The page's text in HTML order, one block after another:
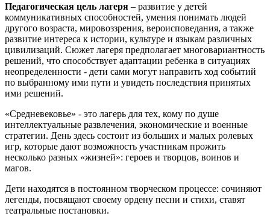
Педагогическая цель лагеря – развитие у детей
коммуникативных способностей, умения понимать людей
другого возраста, мировоззрения, вероисповедания, а также
развитие интереса к истории, культуре и языкам различных
цивилизаций. Сюжет лагеря предполагает многовариантность
решений, что способствует адаптации ребенка в ситуациях
неопределенности - дети сами могут направить ход событий
по выбранному ими пути и увидеть последствия принятых
ими решений.
«Средневековье» - это лагерь для тех, кому по душе
интеллектуальные развлечения, экономические и военные
стратегии. День здесь состоит из больших и малых ролевых
игр, которые дают возможность участникам прожить
несколько разных «жизней»: героев и творцов, воинов и
магов.
Дети находятся в постоянном творческом процессе: сочиняют
легенды, посвящают своему ордену песни и стихи, ставят
театральные постановки.